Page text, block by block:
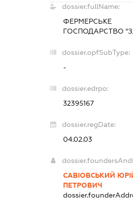
dossier.fullName:
ФЕРМЕРСЬКЕ
ГОСПОДАРСТВО
dossier.opfSubType:
-
dossier.edrpo:
32395167
dossier.regDate:
04.02.03
САВІОВСЬКИЙ
ПЕТРОВИЧ